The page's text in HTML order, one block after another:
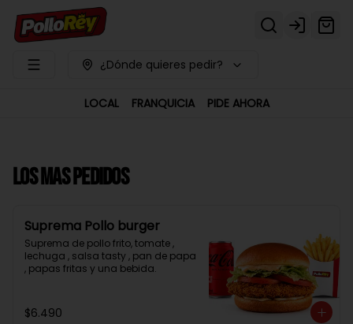
Login
¿Dónde quieres pedir?
LOCAL FRANQUICIA PIDE AHORA
LOS MAS PEDIDOS
Suprema Pollo burger
Suprema de pollo frito, tomate ,
lechuga , salsa tasty , pan de papa
, papas fritas y una bebida.
$6.490